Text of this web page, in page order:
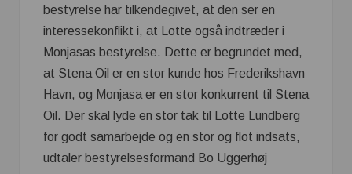
bestyrelse har tilkendegivet, at den ser en
interessekonflikt i, at Lotte også indtræder i
Monjasas bestyrelse. Dette er begrundet med,
at Stena Oil er en stor kunde hos Frederikshavn
Havn, og Monjasa er en stor konkurrent til Stena
Oil. Der skal lyde en stor tak til Lotte Lundberg
for godt samarbejde og en stor og flot indsats,
udtaler bestyrelsesformand Bo Uggerhøj